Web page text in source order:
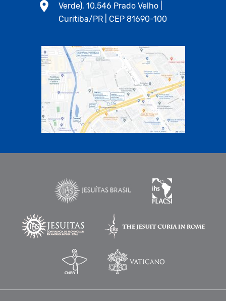
Verde), 10.546 Prado Velho |
Curitiba/PR | CEP 81690-100